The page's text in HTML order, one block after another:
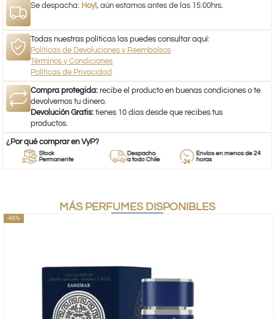
Se despacha: Hoy!, aún estamos antes de las 15:00hrs.
Todas nuestras políticas las puedes consultar aquí:
Políticas de Devoluciones y Reembolsos
Términos y Condiciones
Políticas de Privacidad
Compra protegida: recibe el producto en buenas condiciones o te
devolvemos tu dinero.
Devolución Gratis: tienes 10 días desde que recibes tus
productos.
¿Por qué comprar en VyP?
Stock
Permanente
Despacho
a todo Chile
Envíos en menos de 24
horas
MÁS PERFUMES DISPONIBLES
-65%